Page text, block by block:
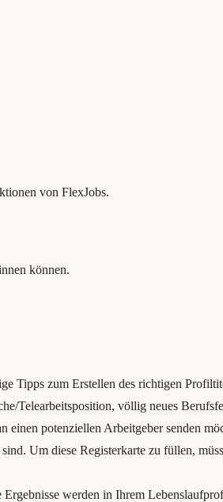
von FlexJobs.
können.
Tipps zum Erstellen des richtigen
Telearbeitsposition, völlig neues
einen potenziellen Arbeitgeber senden
Um diese Registerkarte zu füllen,
werden in Ihrem